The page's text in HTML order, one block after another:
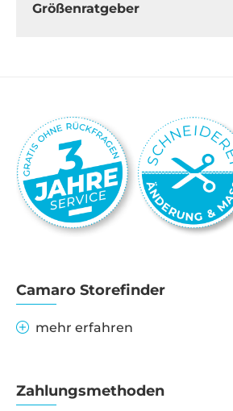
Größenratgeber
Camaro Storefinder
mehr erfahren
Zahlungsmethoden